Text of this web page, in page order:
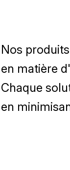
Nos
en matière
Chaque
en